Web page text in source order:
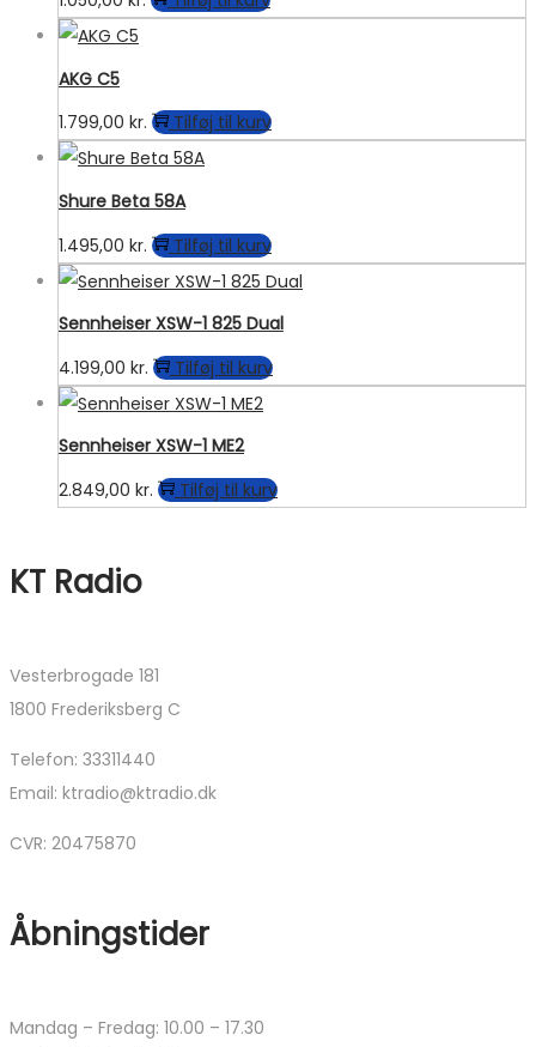
AKG C5
1.799,00 kr. Tilføj til kurv
Shure Beta 58A
1.495,00 kr. Tilføj til kurv
Sennheiser XSW-1 825 Dual
4.199,00 kr. Tilføj til kurv
Sennheiser XSW-1 ME2
2.849,00 kr. Tilføj til kurv
KT Radio
Vesterbrogade 181
1800 Frederiksberg C
Telefon: 33311440
Email: ktradio@ktradio.dk
CVR: 20475870
Åbningstider
Mandag – Fredag: 10.00 – 17.30